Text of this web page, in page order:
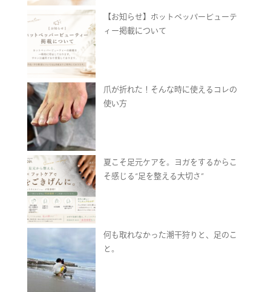
【お知らせ】ホットペッパービューテ
ィー掲載について
爪が折れた！そんな時に使えるコレの
使い方
夏こそ足元ケアを。ヨガをするからこ
そ感じる“足を整える大切さ”
何も取れなかった潮干狩りと、足のこ
と。